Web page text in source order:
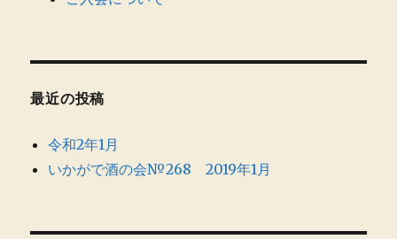
最近の投稿
令和2年1月
いかがで酒の会№268 2019年1月